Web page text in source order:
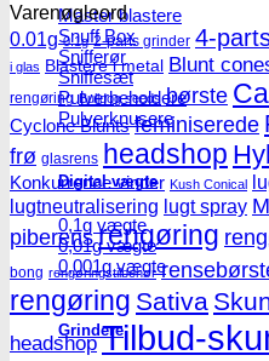
Master blastere
Snuff Box
Snifferør
Sniffesæt
Pulverbeholdere
Pulverknusere
Digital vægte
0,1g vægte
0,01g vægte
0,001g vægte
Grindere
Varenøgleord
0.01g 0.1g 2-parts grinder 4-
i glas Blastere i metal Blunt
rengøring Bulldog seeds børste
Cyclone Blunts feminiserede
frø glasrens headshop
Konkurrence vinder Kush Conical
lugtneutralisering lugt spray
piberens rengøring
bong rengøringstilbehør
rengøring Sativa
headshop Tilbud-